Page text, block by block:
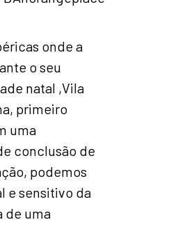
onde a
o seu
natal ,Vila
primeiro
uma
conclusão de
podemos
e sensitivo da
de uma